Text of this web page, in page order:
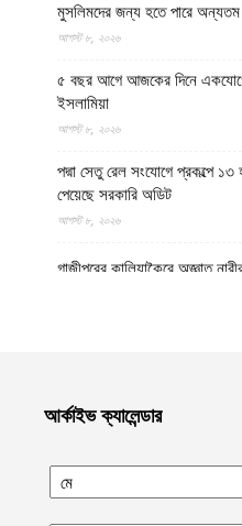
মুসলিমদের জন্য হতে পারে অন্যতম
আগস্ট ৮, ২০২৬
৫ বছর আগে আজকের দিনে
ইসলামিয়া
আগস্ট ৮, ২০২৬
পদ্মা সেতু রেল সংযোগে প্রকল্পে
পেয়েছে সরকারি অডিট
আগস্ট ৮, ২০২৬
গাজীপুরের কালিয়াকৈরে অজ্ঞাত
হেলমান্দে বিপুল পরিমাণ অবৈধ অস্ত্র
আগস্ট ৮, ২০২৬
আর্কাইভ ক্যালেন্ডার